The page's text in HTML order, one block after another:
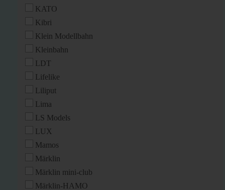
KATO
Kibri
Klein Modellbahn
Kleinbahn
LDT
Lifelike
Liliput
Lima
LS Models
LUX
Mamos
Märklin
Märklin mini-club
Märklin-HAMO